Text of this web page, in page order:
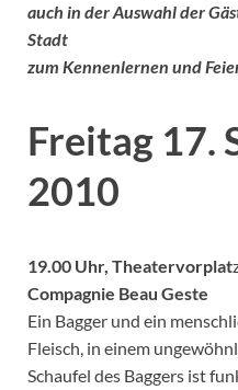
auch in der Auswahl der
Stadt
zum Kennenlernen und
Freitag 17.
2010
19.00 Uhr, Theatervorplat
Compagnie Beau Geste
Ein Bagger und ein
Fleisch, in einem
Schaufel des Baggers ist